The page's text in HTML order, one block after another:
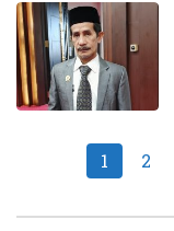
Paginasi1 2